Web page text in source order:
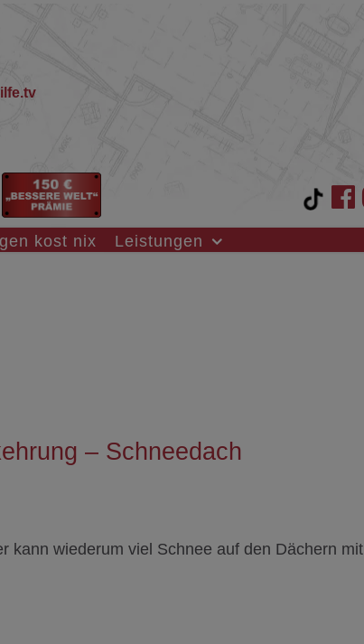
kost nix Leistungen
– Schneedach
kann wiederum viel Schnee auf den Dächern mit